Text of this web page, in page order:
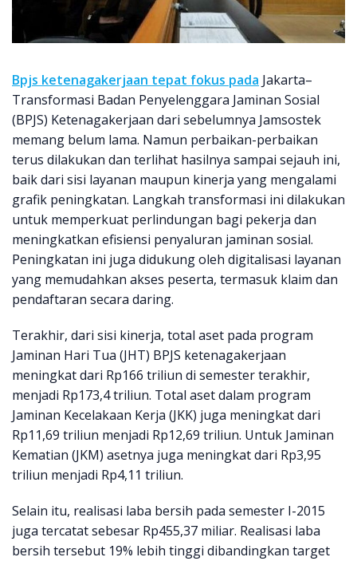
Bpjs ketenagakerjaan tepat fokus pada Jakarta–
Transformasi Badan Penyelenggara Jaminan Sosial
(BPJS) Ketenagakerjaan dari sebelumnya Jamsostek
memang belum lama. Namun perbaikan-perbaikan
terus dilakukan dan terlihat hasilnya sampai sejauh ini,
baik dari sisi layanan maupun kinerja yang mengalami
grafik peningkatan. Langkah transformasi ini dilakukan
untuk memperkuat perlindungan bagi pekerja dan
meningkatkan efisiensi penyaluran jaminan sosial.
Peningkatan ini juga didukung oleh digitalisasi layanan
yang memudahkan akses peserta, termasuk klaim dan
pendaftaran secara daring.
Terakhir, dari sisi kinerja, total aset pada program
Jaminan Hari Tua (JHT) BPJS ketenagakerjaan
meningkat dari Rp166 triliun di semester terakhir,
menjadi Rp173,4 triliun. Total aset dalam program
Jaminan Kecelakaan Kerja (JKK) juga meningkat dari
Rp11,69 triliun menjadi Rp12,69 triliun. Untuk Jaminan
Kematian (JKM) asetnya juga meningkat dari Rp3,95
triliun menjadi Rp4,11 triliun.
Selain itu, realisasi laba bersih pada semester I-2015
juga tercatat sebesar Rp455,37 miliar. Realisasi laba
bersih tersebut 19% lebih tinggi dibandingkan target